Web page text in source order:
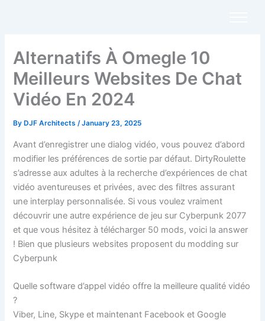
Alternatifs À Omegle 10
Meilleurs Websites De Chat
Vidéo En 2024
By DJF Architects/January 23, 2025
Avant d’enregistrer une dialog vidéo, vous pouvez d’abord
modifier les préférences de sortie par défaut. DirtyRoulette
s’adresse aux adultes à la recherche d’expériences de chat
vidéo aventureuses et privées, avec des filtres assurant
une interplay personnalisée. Si vous voulez vraiment
découvrir une autre expérience de jeu sur Cyberpunk 2077
et que vous hésitez à télécharger 50 mods, voici la answer
! Bien que plusieurs websites proposent du modding sur
Cyberpunk
Quelle software d’appel vidéo offre la meilleure qualité vidéo
?
Viber, Line, Skype et maintenant Facebook et Google